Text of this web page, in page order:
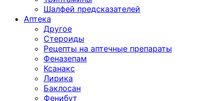
Шалфей предсказателей
Аптека
Другое
Стероиды
Рецепты на аптечные препараты
Феназепам
Ксанакс
Лирика
Баклосан
Фенибут